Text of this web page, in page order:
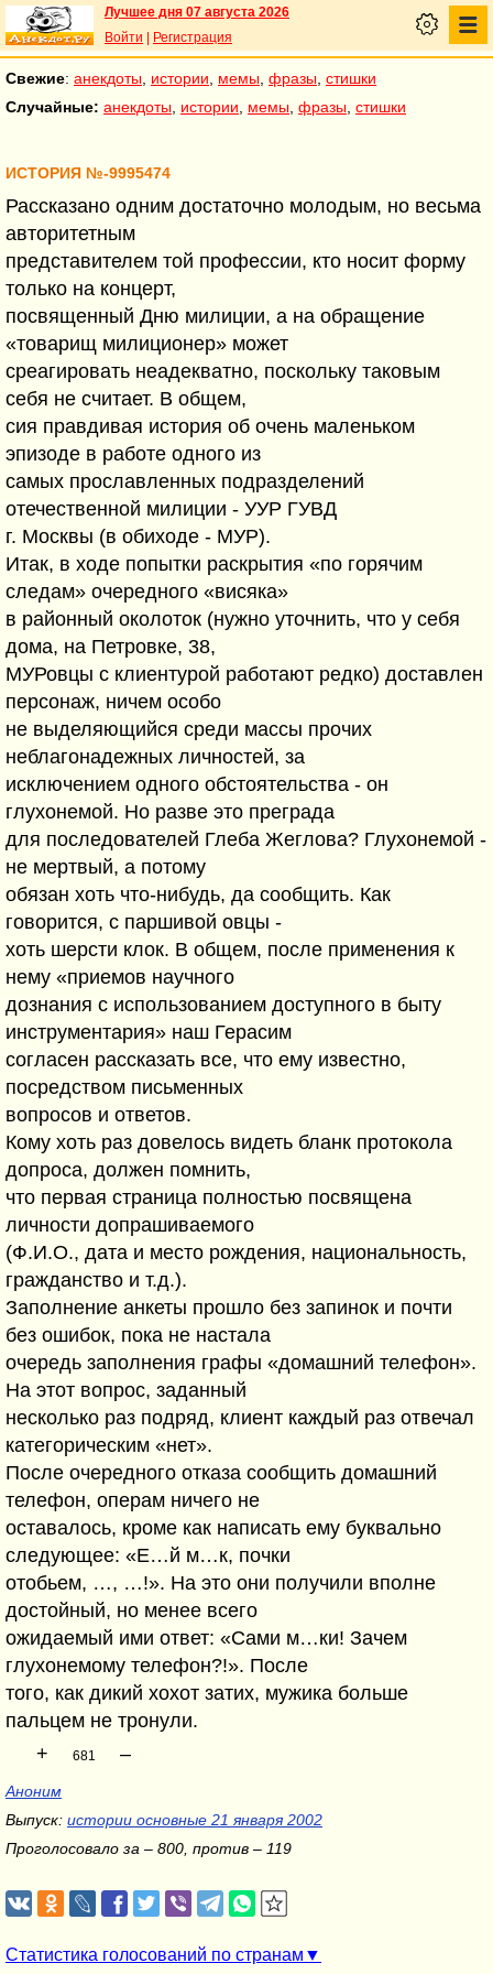
Лучшее дня 07 августа 2026
Войти
Регистрация
Свежие: анекдоты истории мемы фразы стишки
Случайные: анекдоты истории мемы фразы стишки
ИСТОРИЯ №-9995474
Рассказано одним достаточно молодым, но весьма
авторитетным
представителем той профессии, кто носит форму
только на концерт,
посвященный Дню милиции, а на обращение
«товарищ милиционер» может
среагировать неадекватно, поскольку таковым
себя не считает. В общем,
сия правдивая история об очень маленьком
эпизоде в работе одного из
самых прославленных подразделений
отечественной милиции - УУР ГУВД
г. Москвы (в обиходе - МУР).
Итак, в ходе попытки раскрытия «по горячим
следам» очередного «висяка»
в районный околоток (нужно уточнить, что у себя
дома, на Петровке, 38,
МУРовцы с клиентурой работают редко) доставлен
персонаж, ничем особо
не выделяющийся среди массы прочих
неблагонадежных личностей, за
исключением одного обстоятельства - он
глухонемой. Но разве это преграда
для последователей Глеба Жеглова? Глухонемой -
не мертвый, а потому
обязан хоть что-нибудь, да сообщить. Как
говорится, с паршивой овцы -
хоть шерсти клок. В общем, после применения к
нему «приемов научного
дознания с использованием доступного в быту
инструментария» наш Герасим
согласен рассказать все, что ему известно,
посредством письменных
вопросов и ответов.
Кому хоть раз довелось видеть бланк протокола
допроса, должен помнить,
что первая страница полностью посвящена
личности допрашиваемого
(Ф.И.О., дата и место рождения, национальность,
гражданство и т.д.).
Заполнение анкеты прошло без запинок и почти
без ошибок, пока не настала
очередь заполнения графы «домашний телефон».
На этот вопрос, заданный
несколько раз подряд, клиент каждый раз отвечал
категорическим «нет».
После очередного отказа сообщить домашний
телефон, операм ничего не
оставалось, кроме как написать ему буквально
следующее: «Е…й м…к, почки
отобьем, …, …!». На это они получили вполне
достойный, но менее всего
ожидаемый ими ответ: «Сами м…ки! Зачем
глухонемому телефон?!». После
того, как дикий хохот затих, мужика больше
пальцем не тронули.
+
681 –
Аноним
Выпуск: истории основные 21 января 2002
Проголосовало за – 800, против – 119
Статистика голосований по странам